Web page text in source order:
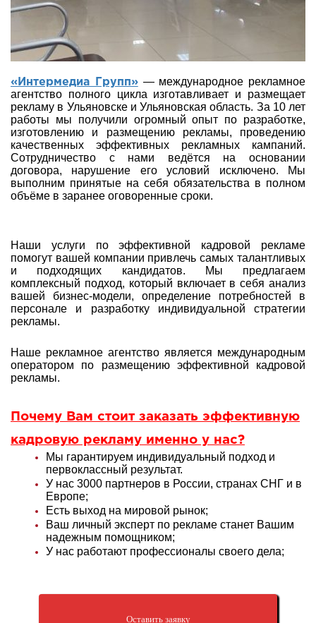
«Интермедиа Групп»— международное рекламное
агентство полного цикла изготавливает и размещает
рекламу в Ульяновске и Ульяновская область. За 10 лет
работы мы получили огромный опыт по разработке,
изготовлению и размещению рекламы, проведению
качественных эффективных рекламных кампаний.
Сотрудничество с нами ведётся на основании
договора, нарушение его условий исключено. Мы
выполним принятые на себя обязательства в полном
объёме в заранее оговоренные сроки.
Наши услуги по эффективной кадровой рекламе
помогут вашей компании привлечь самых талантливых
и подходящих кандидатов. Мы предлагаем
комплексный подход, который включает в себя анализ
вашей бизнес-модели, определение потребностей в
персонале и разработку индивидуальной стратегии
рекламы.
Наше рекламное агентство является международным
оператором по размещению эффективной кадровой
рекламы.
Почему Вам стоит заказать эффективную
кадровую рекламу именно у нас?
Мы гарантируем индивидуальный подход и
первоклассный результат.
У нас 3000 партнеров в России, странах СНГ и в
Европе;
Есть выход на мировой рынок;
Ваш личный эксперт по рекламе станет Вашим
надежным помощником;
У нас работают профессионалы своего дела;
Оставить заявку